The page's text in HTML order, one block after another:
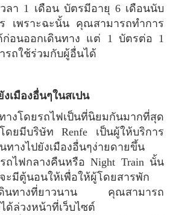
วลา 1 เดือน บัตรมีอายุ 6 เดือนนับ
เพราะฉะนั้น คุณสามารถทำการ
ก่อนออกเดินทาง แต่ 1 บัตรต่อ 1
รถใช้ร่วมกับผู้อื่นได้
ยังเมืองอื่นๆในสเปน
งโดยรถไฟเป็นที่นิยมกันมากที่สุด
ดยมีบริษัท Renfe เป็นผู้ให้บริการ
ทางไปยังเมืองอื่นๆง่ายดายขึ้น
ถไฟกลางคืนหรือ Night Train นั้น
มีตู้นอนให้เพื่อให้ผู้โดยสารพัก
เดินทางที่ยาวนาน คุณสามารถ
ด้ล่วงหน้าที่เว็บไซต์